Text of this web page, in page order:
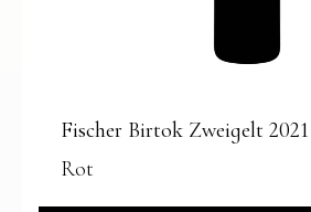
Fischer Birtok Zweigelt 2021
Rot